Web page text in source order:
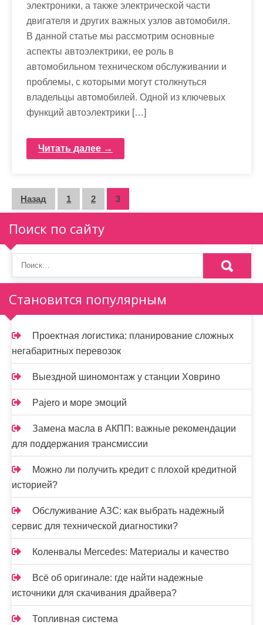
электроники, а также электрической части
двигателя и других важных узлов автомобиля.
В данной статье мы рассмотрим основные
аспекты автоэлектрики, ее роль в
автомобильном техническом обслуживании и
проблемы, с которыми могут столкнуться
владельцы автомобилей. Одной из ключевых
функций автоэлектрики […]
Читать далее →
П
а
г
и
н
а
ц
и
я
з
а
п
и
с
е
й
Назад 1 2 3
Поиск по сайту
Становится популярным
Проектная логистика: планирование сложных
негабаритных перевозок
Выездной шиномонтаж у станции Ховрино
Pajero и море эмоций
Замена масла в АКПП: важные рекомендации
для поддержания трансмиссии
Можно ли получить кредит с плохой кредитной
историей?
Обслуживание АЗС: как выбрать надежный
сервис для технической диагностики?
Коленвалы Mercedes: Материалы и качество
Всё об оригинале: где найти надежные
источники для скачивания драйвера?
Топливная система